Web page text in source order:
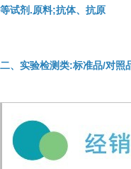
等试剂.原料;抗体、抗原
二、实验检测类:标准品/对照